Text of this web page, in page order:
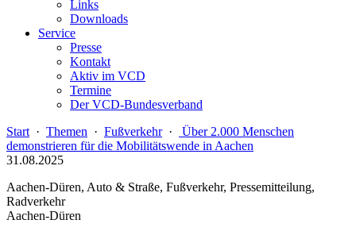
Links
Downloads
Service
Presse
Kontakt
Aktiv im VCD
Termine
Der VCD-Bundesverband
Start · Themen · Fußverkehr·
Über 2.000 Menschen
demonstrieren für die Mobilitätswende in Aachen
31.08.2025
Aachen-Düren, Auto & Straße, Fußverkehr, Pressemitteilung,
Radverkehr
Aachen-Düren